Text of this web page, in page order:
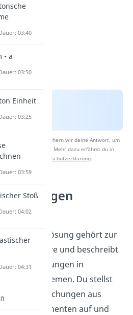
Beantwortung speichern wir deine Antwort, um
zu verbessern. Mehr dazu erfährst du in
unserer
Datenschutzerklärung.
partikuläre Lösung gehört zur
und beschreibt
Schwingungen in
Systemen. Du stellst
aus
und Momenten auf und
03:40
• a
03:50
Einheit
03:25
03:59
Stoß
04:02
04:31